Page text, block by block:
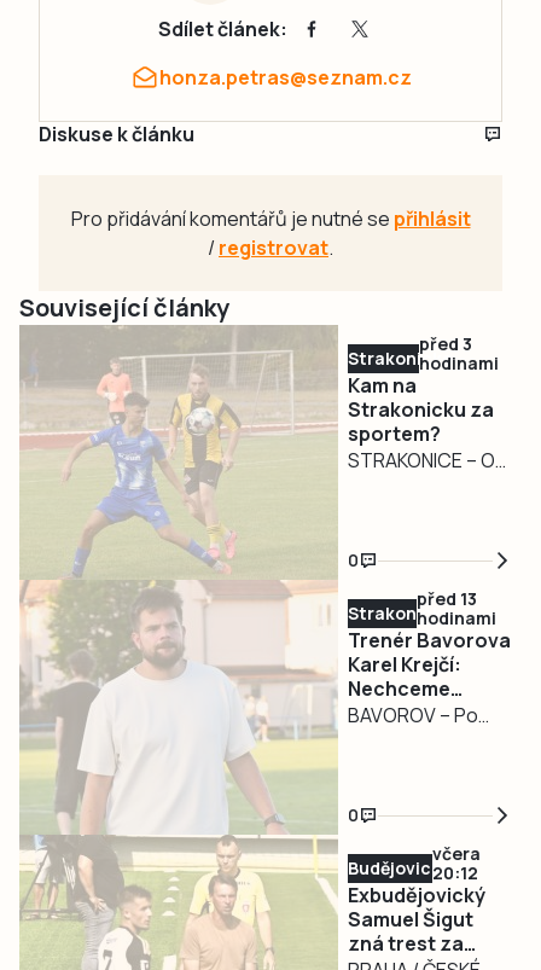
Sdílet článek:
honza.petras@seznam.cz
Diskuse k článku
Pro přidávání komentářů je nutné se přihlásit
/registrovat.
Související články
Strakonicko
před 3
hodinami
Kam na
Strakonicku za
sportem?
STRAKONICE – O
sportovní fandové
na Strakonicku
zase z čeho
vybírat.
0
Strakonicko
před 13
hodinami
Trenér Bavorova
Karel Krejčí:
Nechceme
budovat úplně
BAVOROV – Po
nová kapitola.
Karel Krejčí mladší
převzal před
novou sezonou
fotbalisty
Bavorova a už
0
Budějovicko
včera
20:12
Exbudějovický
Samuel Šigut
zná trest za